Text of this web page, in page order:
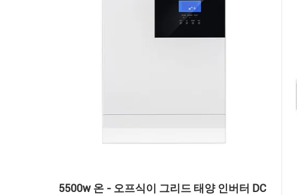
5500w 온 - 오프식이 그리드 태양 인버터 DC